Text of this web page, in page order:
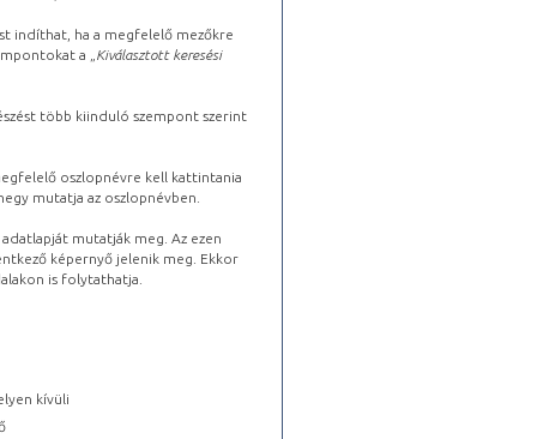
indíthat, ha a megfelelő mezőkre
a „ Kiválasztott keresési
több kiinduló szempont szerint
oszlopnévre kell kattintania
mutatja az oszlopnévben.
mutatják meg. Az ezen
képernyő jelenik meg. Ekkor
is folytathatja.
kívüli